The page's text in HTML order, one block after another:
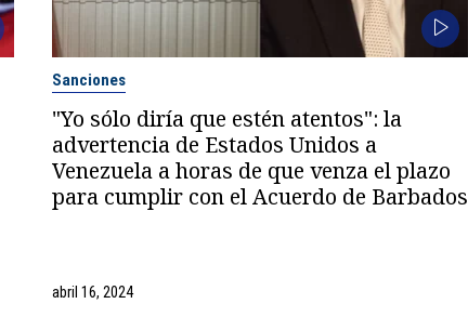
Sanciones
"Yo sólo diría que estén atentos": la
advertencia de Estados Unidos a
Venezuela a horas de que venza el plazo
para cumplir con el Acuerdo de Barbados
abril 16, 2024